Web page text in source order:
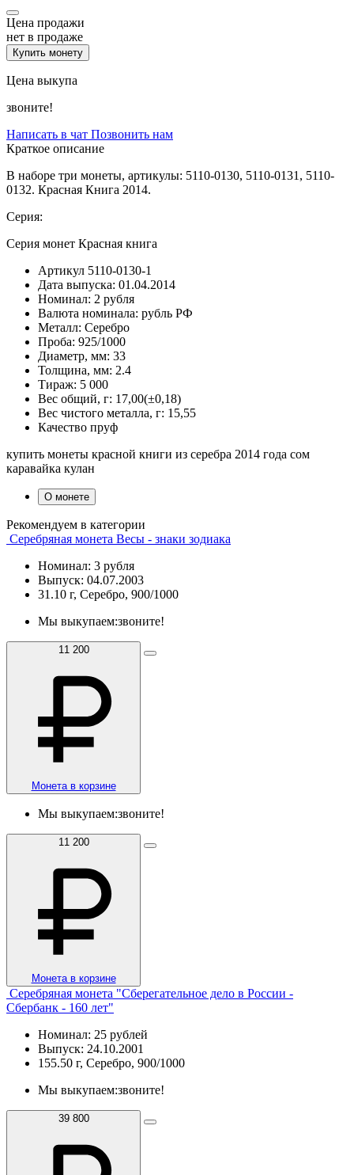
Цена продажи
нет в продаже
Купить монету
Цена выкупа
звоните!
Написать в чат Позвонить нам
Краткое описание
В наборе три монеты, артикулы: 5110-0130, 5110-0131, 5110-
0132. Красная Книга 2014.
Серия:
Серия монет Красная книга
Артикул 5110-0130-1
Дата выпуска: 01.04.2014
Номинал: 2 рубля
Валюта номинала: рубль РФ
Металл: Серебро
Проба: 925/1000
Диаметр, мм: 33
Толщина, мм: 2.4
Тираж: 5 000
Вес общий, г: 17,00(±0,18)
Вес чистого металла, г: 15,55
Качество пруф
купить монеты красной книги из серебра 2014 года сом
каравайка кулан
О монете
Рекомендуем в категории
Серебряная монета Весы - знаки зодиака
Номинал: 3 рубля
Выпуск: 04.07.2003
31.10 г, Серебро, 900/1000
Мы выкупаем:звоните!
11 200
Монета в корзине
Мы выкупаем:звоните!
11 200
Монета в корзине
Серебряная монета "Сберегательное дело в России -
Сбербанк - 160 лет"
Номинал: 25 рублей
Выпуск: 24.10.2001
155.50 г, Серебро, 900/1000
Мы выкупаем:звоните!
39 800